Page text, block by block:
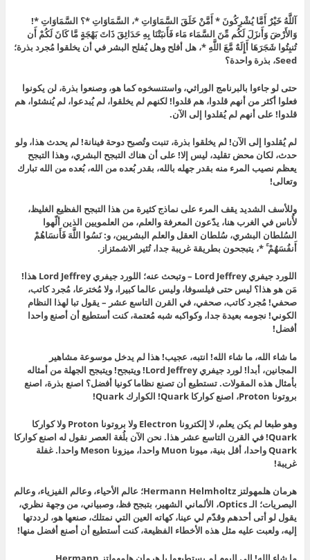
آللَّهُ خَيْرٌ أَمَّا يُشْرِكُونَ * أَمَّنْ خَلَقَ السَّمَاوَاتِ *، السَّمَاوَاتِ *؟ السَّمَاوَاتِ *!
وَالأَرْضَ وَأَنزَلَ لَكُم مِّنَ السَّمَاء مَاء فَأَنبَتْنَا بِهِ حَدَائِقَ ذَاتَ بَهْجَةٍ مَّا كَانَ لَكُمْ أَن
تُنبِتُوا شَجَرَهَا أَإِلَهٌ مَّعَ اللَّهِ *، هل أفلح وهل يُفلح البشر في أن يخلقوا مُجرد بذرة؛
Seed، بذرة واحدة؟
حتى لو جاءوا بالبرنامج الوراثي، واستنسخوه كما هو، وصنعوا بذرة، لن يكونوا
فعلوا أكثر من أنهم قلدوا، هم قلدوا! لكنهم لم يخلقوا، لم يُبدعوا، لم يُنشئوا، هم
قلدوا! على أنهم لم يُقلدوا إلى الآن.
لم يُقلدوا إلى الآن! لم يخلقوا بذرة، تنبت وتُصبح دوحة فينانة! لم يحدث هذا، ولو
حدث، لكان محض تقليد، ليس إلا! على أن هناك التبجح البشري، وهذا التبجح
يعظم نصيب المرء منه بقدر جهله بالله، بقدر بُعده من الله، بُعده من الله تبارك
وتعالى!
وللأسف الشديد يقف المرء على نماذج كثيرة من هذا التبجح الفظيع الغليظ،
لأُناس في الغرب هنا، يدّعون المعرفة والعلم، من العلمويين الذين ألّهوا
السُلطان البشري، سُلطان العقل والعلم البشريين، و: نَسُوا اللَّهَ فَأَنسَاهُمْ
أَنفُسَهُمْ ۚ *، يتبجحون بطريقة غريبة جدا، تُثير الاشمئزاز.
اللورد جيفري Lord Jeffrey – وتبحث عنه؛ اللورد جيفري Lord Jeffrey هذا!
مَن هو هذا؟ ليس حتى فيلسوفا، وليس عالما كبيرا، ولا مُخترعا، مُجرد كاتب،
صحفي! مُجرد كاتب، صحفي، في القرن التاسع عشر – يقول تبا لهذا النظام
الكوني! نجومه بعيدة جدا، وكواكبه شبه مُعتمة، كنت أستطيع أن أصنع واحدا
أفضل!
ما شاء الله، ما شاء الله! انتبه، عجيب! هذا لم يدخل موسوعة مشاهير
المجانين، أبدا! لورد جيفري Lord Jeffrey! ويتبجح! ويتبجح الجهلة من أمثاله
بأمثال هذه المقولات. تستطيع أن تصنع نظاما كونيا أفضل؟ اصنع بذرة، اصنع
بروتونا Proton، اصنع كواركا Quark! الكوارك Quark!
وهو طبعا لم يكن يعلم، لا إلكترونا Electron ولا بروتونا Proton ولا كواركا
Quark! في القرن التاسع عشر هذا. نحن الآن بلُغة العصر نقول له اصنع كواركا
Quark واحدا، أقل بنية، ميونا Muon واحدا، ميزونا Meson واحدا. غفلة
غريبة!
هرمان هلمهولتز Hermann Helmholtz؛ عالم الأحياء، وعالم الفيزياء، وعالم
البصريات؛ الـ Optics، الألماني الشهير، بتبجح فظ، وصبياني، من وجهة نظري،
يقول لو أتى أحدهم وقدّم لي عينا، كهاته العين التي نمتلك، صنعها هو، لرددتها
إليه، ولعبت عليه مثل هذه الأخطاء الفظيعة، كنت أستطيع أن أصنع أفضل منها!